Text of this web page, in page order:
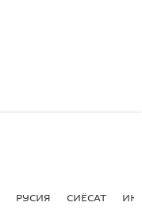
РУСИЯ СИЁСАТ